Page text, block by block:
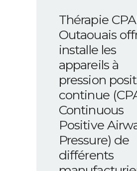
Thérapie
Outaouais
installe les
appareils à
pression
continue
Continuous
Positive
Pressure) de
différents